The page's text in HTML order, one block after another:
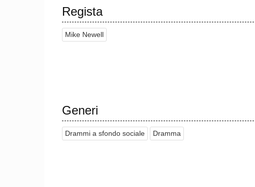
Regista
Mike Newell
Generi
Drammi a sfondo sociale Dramma